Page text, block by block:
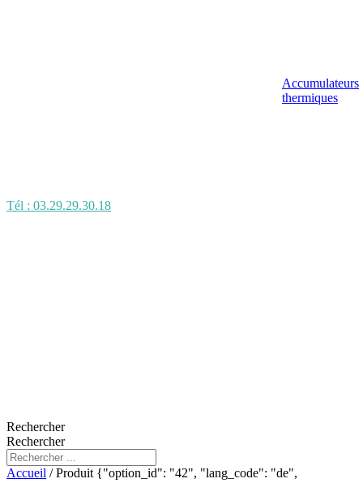
Accumulateurs
thermiques
Tél : 03.29.29.30.18
Rechercher
Rechercher
Accueil / Produit {"option_id": "42", "lang_code": "de",